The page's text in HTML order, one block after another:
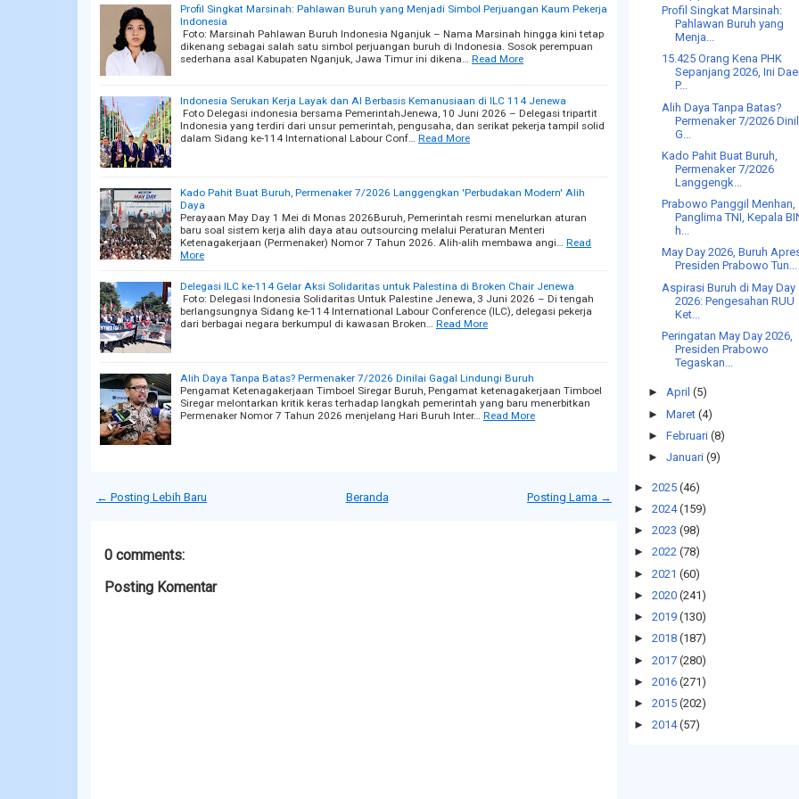
Profil Singkat Marsinah: Pahlawan Buruh yang Menjadi Simbol Perjuangan Kaum Pekerja
Indonesia
Foto: Marsinah Pahlawan Buruh Indonesia Nganjuk – Nama Marsinah hingga kini tetap
dikenang sebagai salah satu simbol perjuangan buruh di Indonesia. Sosok perempuan
sederhana asal Kabupaten Nganjuk, Jawa Timur ini dikena… Read More
Indonesia Serukan Kerja Layak dan AI Berbasis Kemanusiaan di ILC 114 Jenewa
Foto Delegasi indonesia bersama PemerintahJenewa, 10 Juni 2026 – Delegasi tripartit
Indonesia yang terdiri dari unsur pemerintah, pengusaha, dan serikat pekerja tampil solid
dalam Sidang ke-114 International Labour Conf… Read More
Kado Pahit Buat Buruh, Permenaker 7/2026 Langgengkan 'Perbudakan Modern' Alih
Daya
Perayaan May Day 1 Mei di Monas 2026Buruh, Pemerintah resmi menelurkan aturan
baru soal sistem kerja alih daya atau outsourcing melalui Peraturan Menteri
Ketenagakerjaan (Permenaker) Nomor 7 Tahun 2026. Alih-alih membawa angi… Read
More
Delegasi ILC ke-114 Gelar Aksi Solidaritas untuk Palestina di Broken Chair Jenewa
Foto: Delegasi Indonesia Solidaritas Untuk Palestine Jenewa, 3 Juni 2026 – Di tengah
berlangsungnya Sidang ke-114 International Labour Conference (ILC), delegasi pekerja
dari berbagai negara berkumpul di kawasan Broken… Read More
Alih Daya Tanpa Batas? Permenaker 7/2026 Dinilai Gagal Lindungi Buruh
Pengamat Ketenagakerjaan Timboel Siregar Buruh, Pengamat ketenagakerjaan Timboel
Siregar melontarkan kritik keras terhadap langkah pemerintah yang baru menerbitkan
Permenaker Nomor 7 Tahun 2026 menjelang Hari Buruh Inter… Read More
← Posting Lebih Baru Posting Lama →
Beranda
0 comments:
Posting Komentar
Profil Singkat Marsinah:
Pahlawan Buruh yang
Menja...
15.425 Orang Kena PHK
Sepanjang 2026, Ini
P...
Alih Daya Tanpa Batas?
Permenaker 7/2026
G...
Kado Pahit Buat Buruh,
Permenaker 7/2026
Langgengk...
Prabowo Panggil Menhan,
Panglima TNI, Kepala
h...
May Day 2026, Buruh
Presiden Prabowo Tun...
Aspirasi Buruh di May Day
2026: Pengesahan RUU
Ket...
Peringatan May Day 2026,
Presiden Prabowo
Tegaskan...
► April (5)
► Maret (4)
► Februari (8)
► Januari (9)
► 2025 (46)
► 2024 (159)
► 2023 (98)
► 2022 (78)
► 2021 (60)
► 2020 (241)
► 2019 (130)
► 2018 (187)
► 2017 (280)
► 2016 (271)
► 2015 (202)
► 2014 (57)